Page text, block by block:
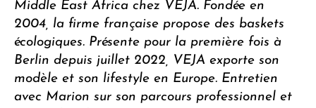
Middle East Africa chez VEJA. Fondée en
2004, la firme française propose des baskets
écologiques. Présente pour la première fois à
Berlin depuis juillet 2022, VEJA exporte son
modèle et son lifestyle en Europe. Entretien
avec Marion sur son parcours professionnel et